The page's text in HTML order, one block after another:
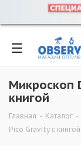
Микроскоп
книгой
Главная - Каталог -
Pico Gravity с книгой